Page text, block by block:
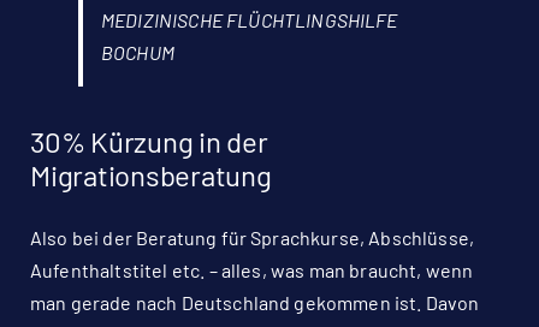
MEDIZINISCHE FLÜCHTLINGSHILFE
BOCHUM
30% Kürzung in der
Migrationsberatung
Also bei der Beratung für Sprachkurse, Abschlüsse,
Aufenthaltstitel etc. – alles, was man braucht, wenn
man gerade nach Deutschland gekommen ist. Davon